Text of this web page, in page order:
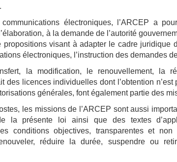
électroniques, l’ARCEP a
à la demande de l’autorité
visant à adapter le cadre juridique
électroniques, l’instruction des demandes
la modification, le renouvellement, la
des licences individuelles dont l’obtention
générales, font également partie des
les missions de l’ARCEP sont aussi
la présente loi ainsi que des textes
conditions objectives, transparentes et non
réduire la durée, suspendre ou